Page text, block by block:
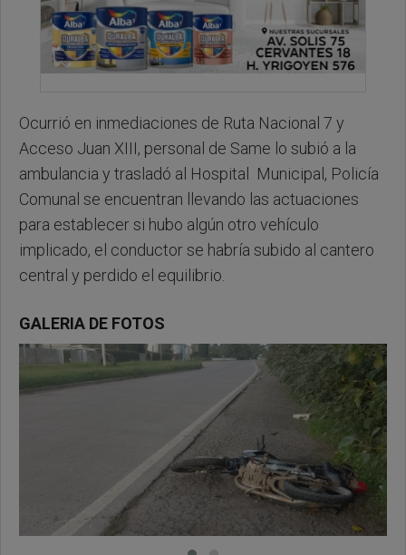
Ocurrió en inmediaciones de Ruta Nacional 7 y
Acceso Juan XIII, personal de Same lo subió a la
ambulancia y trasladó al Hospital Municipal, Policía
Comunal se encuentran llevando las actuaciones
para establecer si hubo algún otro vehículo
implicado, el conductor se habría subido al cantero
central y perdido el equilibrio.
GALERIA DE FOTOS